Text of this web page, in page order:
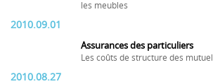
les meubles
2010.09.01
Assurances des particuliers
Les coûts de structure des
2010.08.27